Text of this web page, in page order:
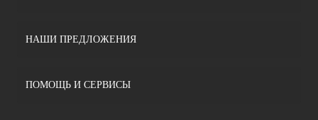
НАШИ ПРЕДЛОЖЕНИЯ
ПОМОЩЬ И СЕРВИСЫ